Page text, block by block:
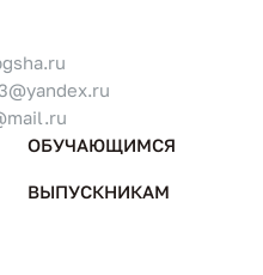
ОБУЧАЮЩИМСЯ
ВЫПУСКНИКАМ